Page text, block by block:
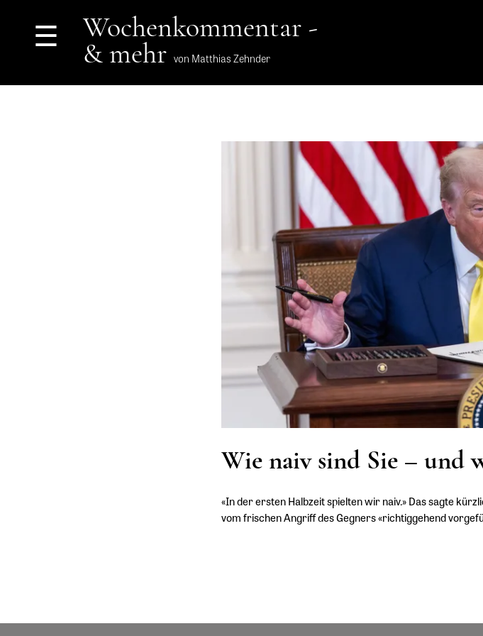
☰ Wochenkommentar -
& mehr von Matthias Zehnder
Wie naiv sind Sie – und
«In der ersten Halbzeit spielten wir naiv.» Das sagte
vom frischen Angriff des Gegners «richtiggehend